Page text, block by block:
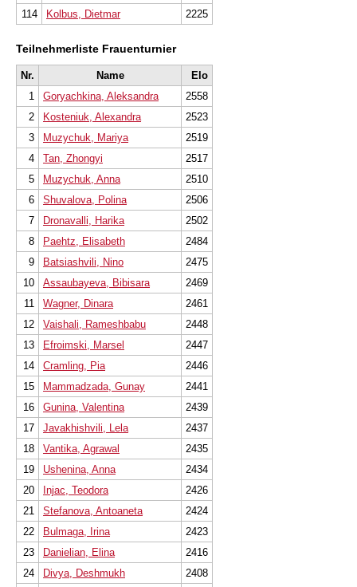
114
Kolbus, Dietmar 2225
Teilnehmerliste Frauenturnier
Nr. Name
Elo
1
Goryachkina, Aleksandra
2558
2
Kosteniuk, Alexandra
2523
3
Muzychuk, Mariya
2519
4
Tan, Zhongyi
2517
5
Muzychuk, Anna
2510
6
Shuvalova, Polina
2506
7
Dronavalli, Harika
2502
8
Paehtz, Elisabeth
2484
9
Batsiashvili, Nino
2475
10
Assaubayeva, Bibisara
2469
11
Wagner, Dinara
2461
12
Vaishali, Rameshbabu
2448
13
Efroimski, Marsel
2447
14
Cramling, Pia
2446
15
Mammadzada, Gunay
2441
16
Gunina, Valentina
2439
17
Javakhishvili, Lela
2437
18
Vantika, Agrawal
2435
19
Ushenina, Anna
2434
20
Injac, Teodora
2426
21
Stefanova, Antoaneta
2424
22
Bulmaga, Irina
2423
23
Danielian, Elina
2416
24
Divya, Deshmukh
2408